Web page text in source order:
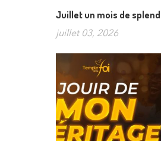
Juillet un mois de
juillet 03, 2026